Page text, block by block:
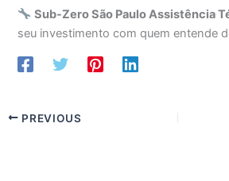
Sub-Zero São Paulo Assistência
seu investimento com quem entende
PREVIOUS